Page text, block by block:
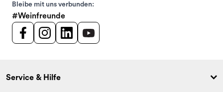
Bleibe mit uns verbunden:
#Weinfreunde
Service & Hilfe